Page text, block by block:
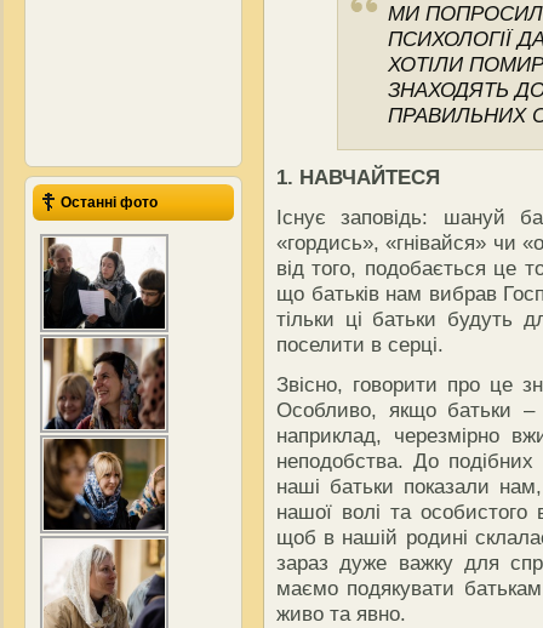
Останні фото
МИ
ПСИХОЛОГІЇ
ХОТІЛИ
ЗНАХОДЯТЬ
ПРАВИЛЬНИХ
1. НАВЧАЙТЕСЯ
Існує заповідь: шануй
«гордись», «гнівайся» чи
від того, подобається це
що батьків нам вибрав
тільки ці батьки будуть
поселити в серці.
Звісно, говорити про це
Особливо, якщо батьки –
наприклад, черезмірно
неподобства. До подібних
наші батьки показали
нашої волі та
щоб в нашій родині
зараз дуже важку для
маємо подякувати
живо та явно.